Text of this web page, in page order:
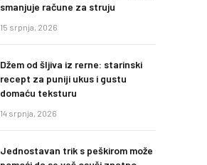
smanjuje račune za struju
15 srpnja, 2026
Džem od šljiva iz rerne: starinski
recept za puniji ukus i gustu
domaću teksturu
14 srpnja, 2026
Jednostavan trik s peškirom može